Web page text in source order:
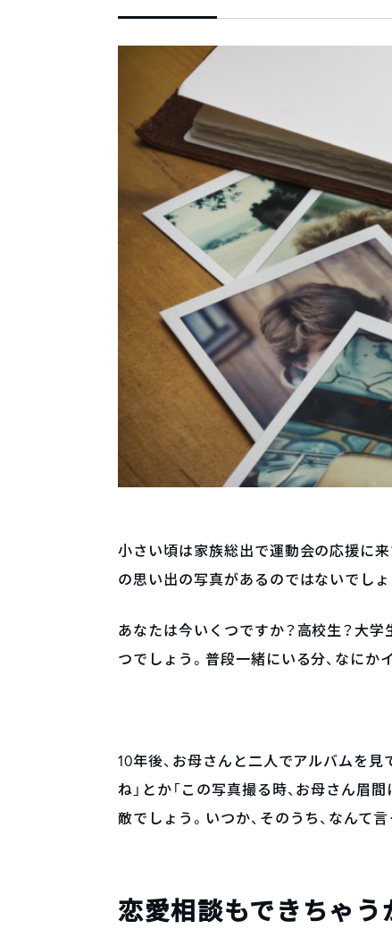
小さい頃は家族総出で運動会の応援に
の思い出の写真があるのではないでしょ
あなたは今いくつですか？高校生？大
つでしょう。普段一緒にいる分、なに
10年後、お母さんと二人でアルバムを
ね」とか「この写真撮る時、お母さん眉
敵でしょう。いつか、そのうち、なんて
恋愛相談もできちゃう